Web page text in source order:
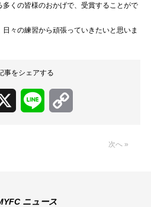
くの皆様のおかげで、受賞することがで
々の練習から頑張っていきたいと思いま
事をシェアする
Line
次へ »
ニュース